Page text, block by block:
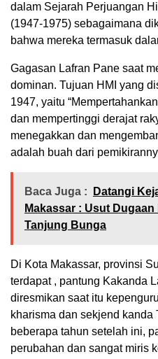
dalam Sejarah Perjuangan
(1947-1975) sebagaimana
bahwa mereka termasuk
Gagasan Lafran Pane saat
dominan. Tujuan HMI yang
1947, yaitu
dan mempertinggi derajat
menegakkan dan
adalah buah dari
Baca Juga :
Datangi
Makassar : Usut
Tanjung Bunga
Di Kota Makassar, provinsi
terdapat , pantung Kakanda
diresmikan saat itu
kharisma dan sekjend kanda
beberapa tahun setelah ini,
perubahan dan sangat miris